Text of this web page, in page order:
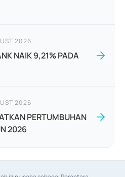
2026
NAIK 9,21% PADA
2026
PERTUMBUHAN
2026